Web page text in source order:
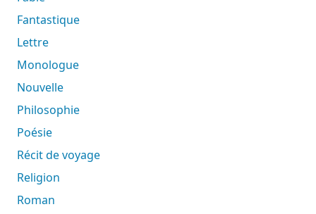
Fantastique
Lettre
Monologue
Nouvelle
Philosophie
Poésie
Récit de voyage
Religion
Roman